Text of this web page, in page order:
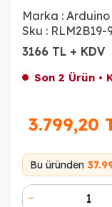
Marka : Arduino
Sku : RLM2B19-
3166 TL + KDV
Son 2 Ürün •
3.799,20
Bu üründen